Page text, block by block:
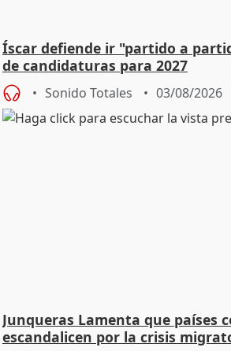
Íscar defiende ir "partido a
de candidaturas para 2027
Sonido Totales 03/08/2026
Junqueras Lamenta que países
escandalicen por la crisis